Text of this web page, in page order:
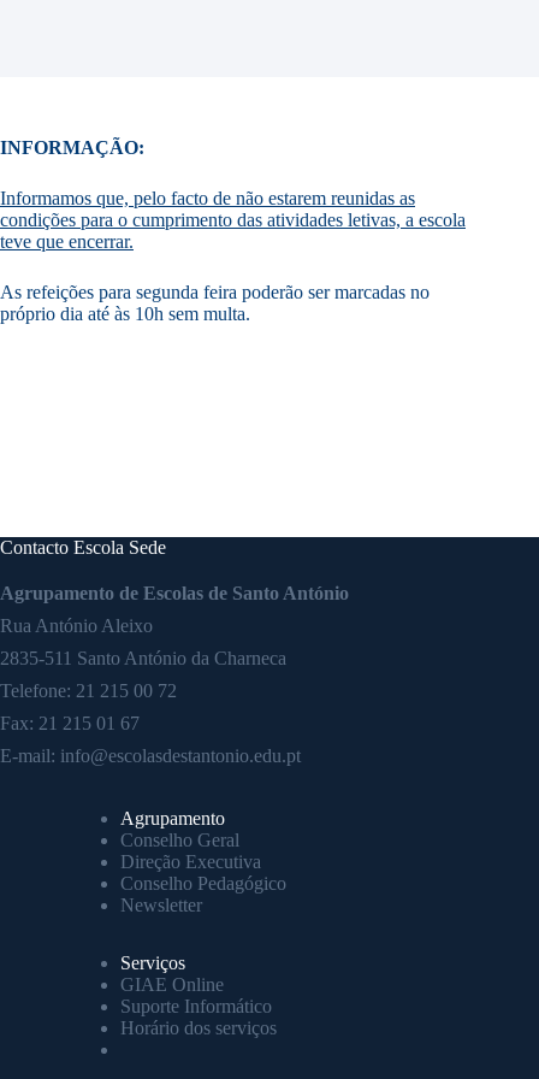
INFORMAÇÃO:
Informamos que, pelo facto de não estarem reunidas as
condições para o cumprimento das atividades letivas, a escola
teve que encerrar.
As refeições para segunda feira poderão ser marcadas no
próprio dia até às 10h sem multa.
Contacto Escola Sede
Agrupamento de Escolas de Santo António
Rua António Aleixo
2835-511 Santo António da Charneca
Telefone: 21 215 00 72
Fax: 21 215 01 67
E-mail: info@escolasdestantonio.edu.pt
Agrupamento
Conselho Geral
Direção Executiva
Conselho Pedagógico
Newsletter
Serviços
GIAE Online
Suporte Informático
Horário dos serviços